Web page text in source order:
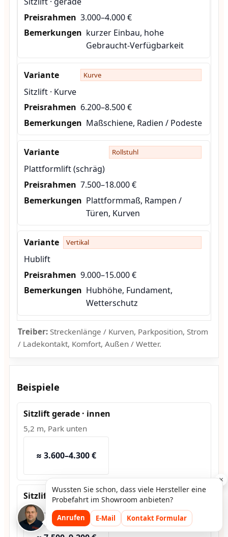
3.000–4.000 €
kurzer Einbau, hohe
Gebraucht-Verfügbarkeit
Kurve
Sitzlift · Kurve
6.200–8.500 €
Maßschiene, Radien / Podeste
Rollstuhl
Plattformlift (schräg)
7.500–18.000 €
Plattformmaß, Rampen /
Türen, Kurven
Vertikal
Hublift
9.000–15.000 €
Hubhöhe, Fundament,
Wetterschutz
Treiber:Streckenlänge / Kurven, Parkposition, Strom
/ Ladekontakt, Komfort, Außen / Wetter.
Beispiele
Sitzlift gerade · innen
5,2 m, Park unten
≈ 3.600–4.300 €
Sitzlift Kurve · innen
6,8 m, 2 Kurven
×
Wussten Sie schon, dass viele Hersteller eine
Probefahrt im Showroom anbieten?
Anrufen E-Mail Kontakt Formular